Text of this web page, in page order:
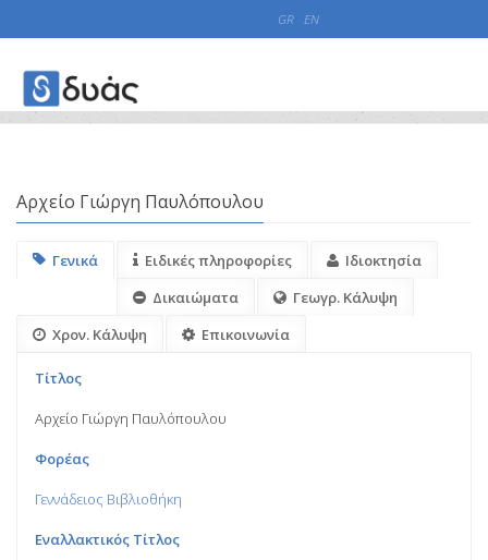
GR EN
Μητρώα
Αρχείο Γιώργη Παυλόπουλου
Γενικά Ειδικές πληροφορίες
Ιδιοκτησία
Δικαιώματα
Γεωγρ. Κάλυψη
Χρον. Κάλυψη
Επικοινωνία
Τίτλος
Αρχείο Γιώργη Παυλόπουλου
Φορέας
Γεννάδειος Βιβλιοθήκη
Εναλλακτικός Τίτλος